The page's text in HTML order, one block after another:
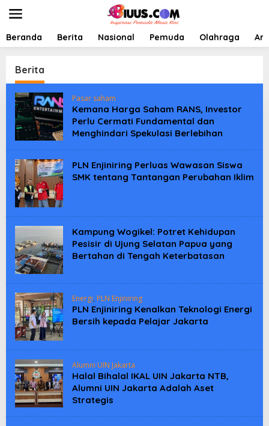
t
Beranda Berita Nasional Pemuda Olahraga
Berita
Pasar saham
Kemana Harga Saham RANS, Investor
Perlu Cermati Fundamental dan
Menghindari Spekulasi Berlebihan
PLN Enjiniring Perluas Wawasan Siswa
SMK tentang Tantangan Perubahan Iklim
Kampung Wogikel: Potret Kehidupan
Pesisir di Ujung Selatan Papua yang
Bertahan di Tengah Keterbatasan
Energi, PLN Enjiniring
PLN Enjiniring Kenalkan Teknologi Energi
Bersih kepada Pelajar Jakarta
Alumni UIN Jakarta
Halal Bihalal IKAL UIN Jakarta NTB,
Alumni UIN Jakarta Adalah Aset
Strategis